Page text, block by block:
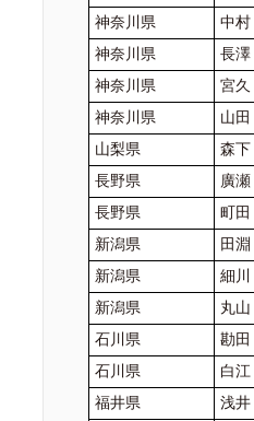
神奈川県
中
神奈川県
長
神奈川県
宮
神奈川県
山
山梨県
森
長野県
廣
長野県
町
新潟県
田
新潟県
細
新潟県
丸
石川県
勘
石川県
白
福井県
浅